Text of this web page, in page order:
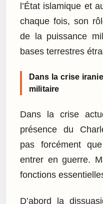
l’État islamique et
chaque fois, son
de la puissance
bases terrestres
Dans la crise
militaire
Dans la crise
présence du
pas forcément
entrer en guerre.
fonctions
D’abord la